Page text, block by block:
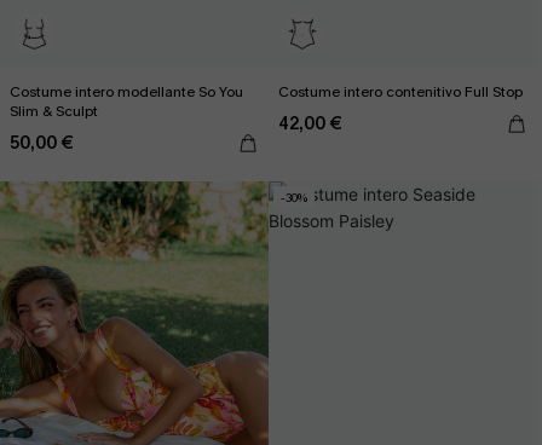
Costume intero modellante So You
Slim & Sculpt
50,00 €
Costume intero contenitivo Full Stop
42,00 €
-30%